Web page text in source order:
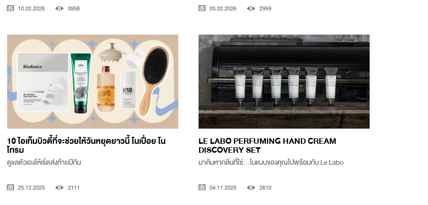
10.02.2026 3958 03.02.2026 2959
10 ไอเท็มบิวตี้ที่จะช่วยให้วันหยุดยาวนี้ โนเปื่อย โน
โทรม
ดูแลตัวเองให้เริ่ดส่งท้ายปีกัน
25.12.2025 2111
LE LABO PERFUMING HAND CREAM
DISCOVERY SET
มาค้นหากลิ่นที่ใช่...ในแบบของคุณไปพร้อมกับ Le Labo
04.11.2025 2610